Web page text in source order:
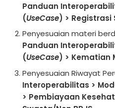
Panduan
(UseCase) > Registrasi
Penyesuaian materi
Panduan
(UseCase) > Kematian
Penyesuaian Riwayat
Interoperabilitas >
> Pembiayaan